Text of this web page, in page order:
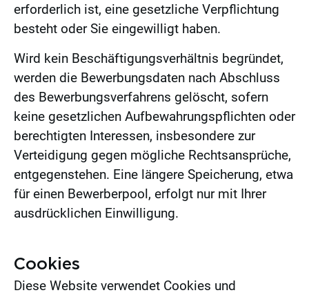
erforderlich ist, eine gesetzliche Verpflichtung
besteht oder Sie eingewilligt haben.
Wird kein Beschäftigungsverhältnis begründet,
werden die Bewerbungsdaten nach Abschluss
des Bewerbungsverfahrens gelöscht, sofern
keine gesetzlichen Aufbewahrungspflichten oder
berechtigten Interessen, insbesondere zur
Verteidigung gegen mögliche Rechtsansprüche,
entgegenstehen. Eine längere Speicherung, etwa
für einen Bewerberpool, erfolgt nur mit Ihrer
ausdrücklichen Einwilligung.
Cookies
Diese Website verwendet Cookies und